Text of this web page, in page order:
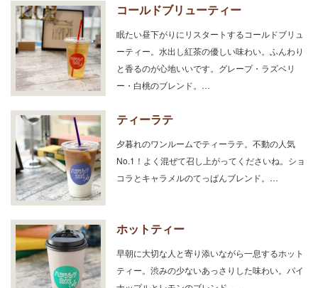
コールドブリューティー
眠たい昼下がりにリスタートするコールドブリュ
ーティー。水出し紅茶の優しい味わい。ふんわり
と香るのが心地いいです。グレープ・ラズベリ
ー・白桃のブレンド。…
ティーラテ
夕暮れのワンルームでティーラテ。不動の人気
No.1！よく混ぜて召し上がってくださいね。ショ
コラとキャラメルのてっぱんブレンド。…
ホットティー
早朝に大切な人と寄り添いながら一息するホット
ティー。渋みの少ないあっさりした味わい。パイ